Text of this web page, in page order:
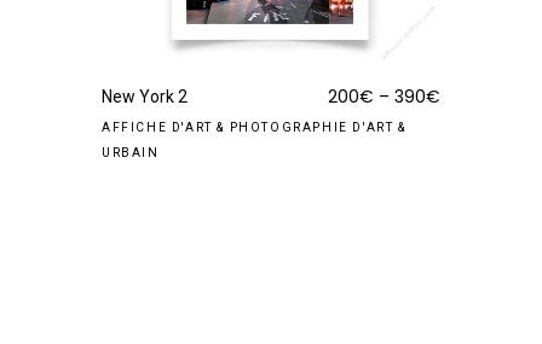
New York 2 200€ – 390€
AFFICHE D'ART & PHOTOGRAPHIE D'ART &
URBAIN